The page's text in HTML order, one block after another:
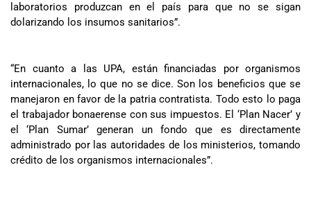
laboratorios produzcan en el país para que no se sigan
dolarizando los insumos sanitarios”.
“En cuanto a las UPA, están financiadas por organismos
internacionales, lo que no se dice. Son los beneficios que se
manejaron en favor de la patria contratista. Todo esto lo paga
el trabajador bonaerense con sus impuestos. El ‘Plan Nacer’ y
el ‘Plan Sumar’ generan un fondo que es directamente
administrado por las autoridades de los ministerios, tomando
crédito de los organismos internacionales”.